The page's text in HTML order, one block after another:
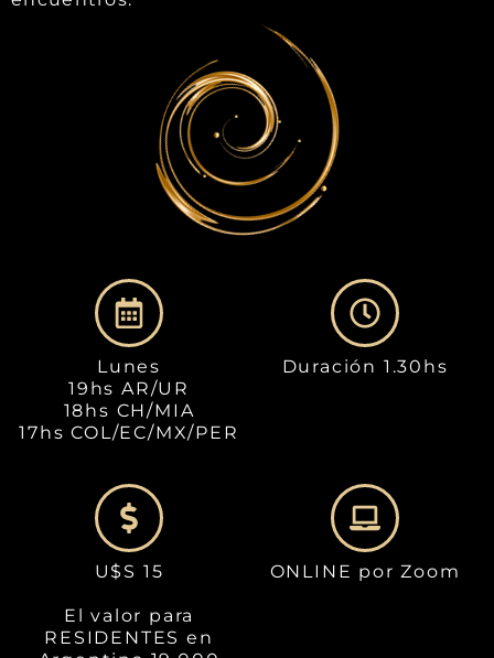
Lunes
19hs AR/UR
18hs CH/MIA
17hs COL/EC/MX/PER
Duración 1.30hs
U$S 15
El valor para
RESIDENTES en
ONLINE por Zoom